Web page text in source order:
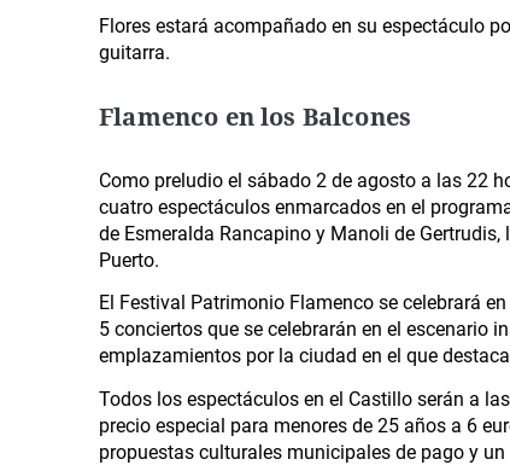
Flores estará acompañado en su espectáculo
guitarra.
Flamenco en los Balcones
Como preludio el sábado 2 de agosto a las 22
cuatro espectáculos enmarcados en el
de Esmeralda Rancapino y Manoli de
Puerto.
El Festival Patrimonio Flamenco se celebrará
5 conciertos que se celebrarán en el escenario
emplazamientos por la ciudad en el que
Todos los espectáculos en el Castillo serán a
precio especial para menores de 25 años a 6
propuestas culturales municipales de pago y